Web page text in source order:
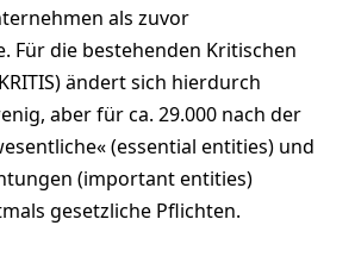
als zuvor
Für die bestehenden Kritischen
ändert sich hierdurch
aber für ca. 29.000 nach der
(essential entities) und
(important entities)
gesetzliche Pflichten.